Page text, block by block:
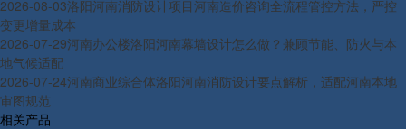
2026-08-03洛阳河南消防设计项目河南造价咨询全流程管控方法，严控
变更增量成本
2026-07-29河南办公楼洛阳河南幕墙设计怎么做？兼顾节能、防火与本
地气候适配
2026-07-24河南商业综合体洛阳河南消防设计要点解析，适配河南本地
审图规范
相关产品